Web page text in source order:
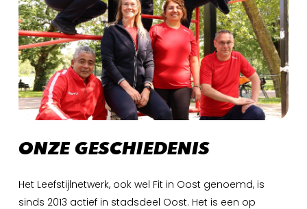
ONZE GESCHIEDENIS
Het Leefstijlnetwerk, ook wel Fit in Oost genoemd, is
sinds 2013 actief in stadsdeel Oost. Het is een op